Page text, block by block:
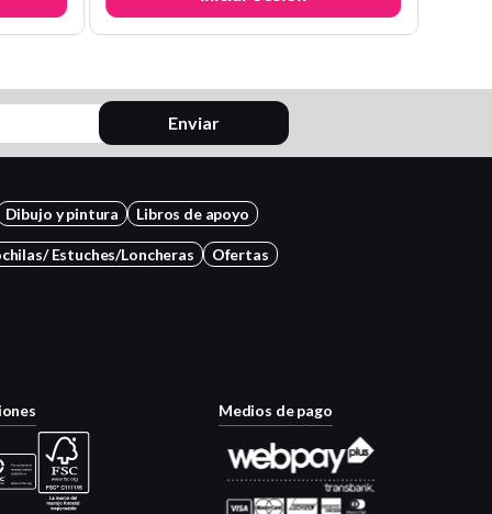
Enviar
Dibujo y pintura Libros de apoyo
Estuches/Loncheras Ofertas
Medios de pago